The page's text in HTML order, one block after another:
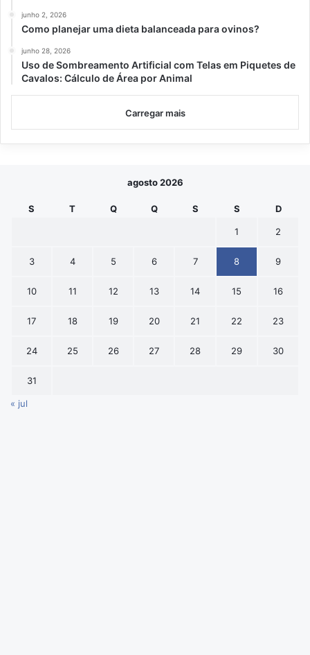
junho 2, 2026
Como planejar uma dieta balanceada para ovinos?
junho 28, 2026
Uso de Sombreamento Artificial com Telas em Piquetes de
Cavalos: Cálculo de Área por Animal
Carregar mais
agosto 2026
S T Q Q S S D
1 2
3 4 5 6 7 8 9
10 11 12 13 14 15 16
17 18 19 20 21 22 23
24 25 26 27 28 29 30
31
« jul